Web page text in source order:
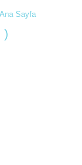
Ana Sayfa
)